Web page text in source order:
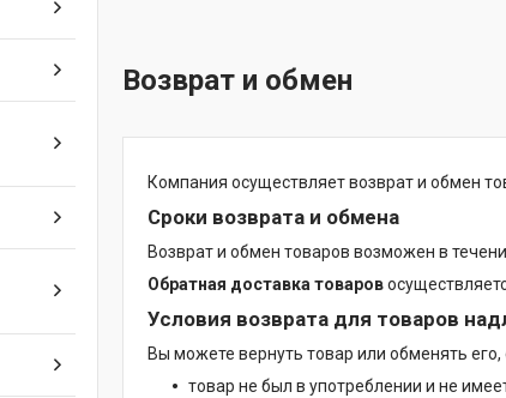
Возврат и обмен
Компания осуществляет возврат и обмен
Сроки возврата и обмена
Возврат и обмен товаров возможен в
Обратная доставка товаров
Условия возврата для товаров
Вы можете вернуть товар или обменять его,
товар не был в употреблении и не